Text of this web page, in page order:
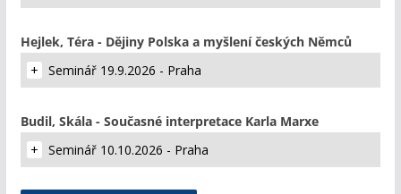
Hejlek, Téra - Dějiny Polska a myšlení českých Němců
Seminář 19.9.2026 - Praha
Budil, Skála - Současné interpretace Karla Marxe
Seminář 10.10.2026 - Praha